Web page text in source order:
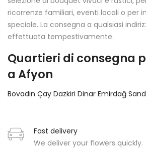
ricorrenze familiari, eventi locali o per
speciale. La consegna a qualsiasi
effettuata tempestivamente.
Quartieri di consegna
a Afyon
Bovadin Çay Dazkiri Dinar Emirdağ
Fast delivery
We deliver your flowers quickly.